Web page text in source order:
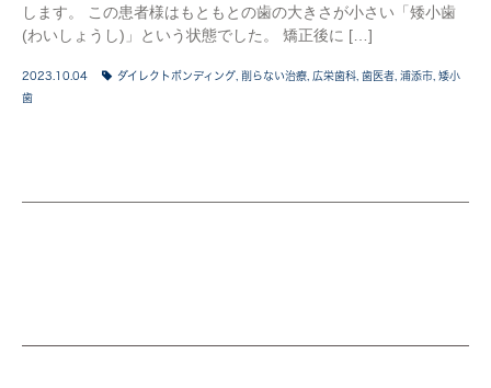
します。 この患者様はもともとの歯の大きさが小さい「矮小歯
(わいしょうし)」という状態でした。 矯正後に […]
2023.10.04 ダイレクトボンディング 削らない治療 広栄歯科 歯医者 浦添市 矮小
歯